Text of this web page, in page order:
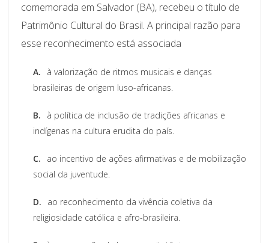
comemorada em Salvador (BA), recebeu o título de
Patrimônio Cultural do Brasil. A principal razão para
esse reconhecimento está associada
A.
à valorização de ritmos musicais e danças
brasileiras de origem luso-africanas.
B.
à política de inclusão de tradições africanas e
indígenas na cultura erudita do país.
C.
ao incentivo de ações afirmativas e de mobilização
social da juventude.
D.
ao reconhecimento da vivência coletiva da
religiosidade católica e afro-brasileira.